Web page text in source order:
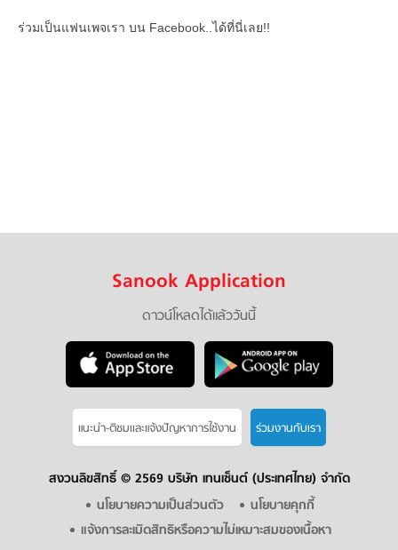
ร่วมเป็นแฟนเพจเรา บน Facebook..ได้ที่นี่เลย!!
Sanook Application
ดาวน์โหลดได้แล้ววันนี้
แนะนำ-ติชมเเละแจ้งปัญหาการใช้งาน ร่วมงานกับเรา
สงวนลิขสิทธิ์ © 2569 บริษัท เทนเซ็นต์ (ประเทศไทย) จำกัด
นโยบายความเป็นส่วนตัว
นโยบายคุกกี้
แจ้งการละเมิดสิทธิหรือความไม่เหมาะสมของเนื้อหา